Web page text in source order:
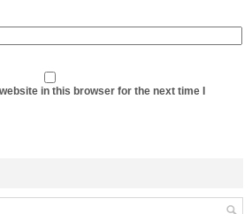
in this browser for the next time I